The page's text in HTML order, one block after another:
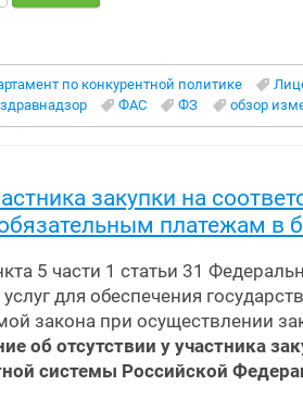
по конкурентной политике
ФАС ФЗ обзор
закупки на
платежам
5 части 1 статьи 31
услуг для обеспечения
закона при осуществлении
об отсутствии у участника
системы Российской